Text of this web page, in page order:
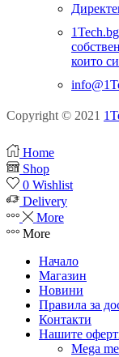
които
Copyright © 2021
Home
Shop
0 Wishlist
Delivery
More
More
Начало
Магазин
Новини
Правила за
Контакти
Нашите
Mega